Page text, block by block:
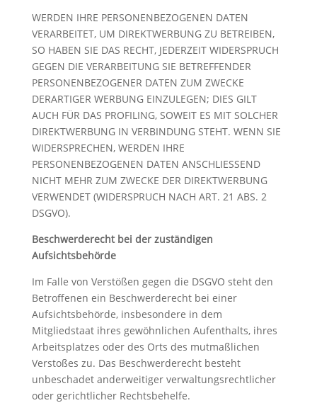
WERDEN IHRE PERSONENBEZOGENEN DATEN
VERARBEITET, UM DIREKTWERBUNG ZU BETREIBEN,
SO HABEN SIE DAS RECHT, JEDERZEIT WIDERSPRUCH
GEGEN DIE VERARBEITUNG SIE BETREFFENDER
PERSONENBEZOGENER DATEN ZUM ZWECKE
DERARTIGER WERBUNG EINZULEGEN; DIES GILT
AUCH FÜR DAS PROFILING, SOWEIT ES MIT SOLCHER
DIREKTWERBUNG IN VERBINDUNG STEHT. WENN SIE
WIDERSPRECHEN, WERDEN IHRE
PERSONENBEZOGENEN DATEN ANSCHLIESSEND
NICHT MEHR ZUM ZWECKE DER DIREKTWERBUNG
VERWENDET (WIDERSPRUCH NACH ART. 21 ABS. 2
DSGVO).
Beschwerderecht bei der zuständigen
Aufsichtsbehörde
Im Falle von Verstößen gegen die DSGVO steht den
Betroffenen ein Beschwerderecht bei einer
Aufsichtsbehörde, insbesondere in dem
Mitgliedstaat ihres gewöhnlichen Aufenthalts, ihres
Arbeitsplatzes oder des Orts des mutmaßlichen
Verstoßes zu. Das Beschwerderecht besteht
unbeschadet anderweitiger verwaltungsrechtlicher
oder gerichtlicher Rechtsbehelfe.